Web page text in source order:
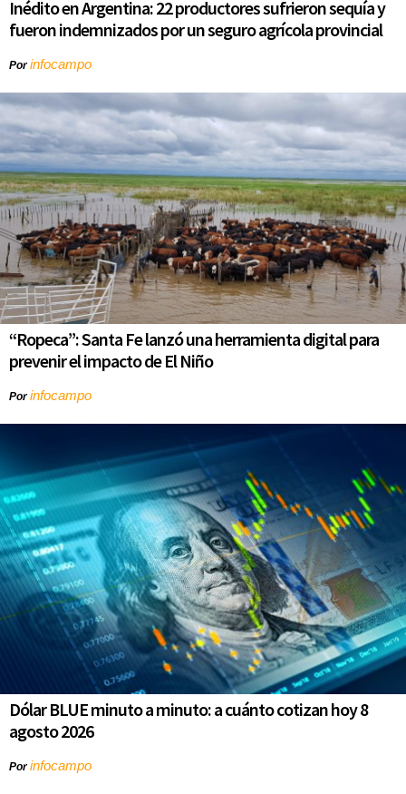
Inédito en Argentina: 22 productores sufrieron sequía y
fueron indemnizados por un seguro agrícola provincial
Porinfocampo
“Ropeca”: Santa Fe lanzó una herramienta digital para
prevenir el impacto de El Niño
Porinfocampo
Dólar BLUE minuto a minuto: a cuánto cotizan hoy 8
agosto 2026
Porinfocampo